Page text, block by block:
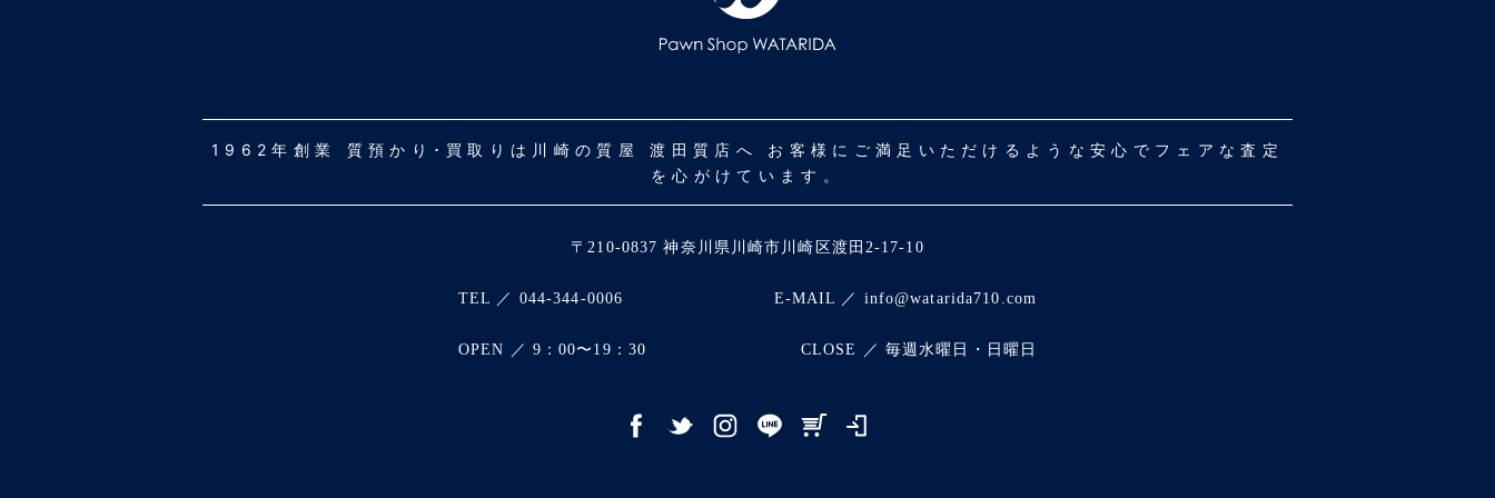
1962年創業 質預かり･買取りは川崎の質屋 渡田質店へ お客様にご満足いただけるような安心でフェアな査定
を心がけています。
〒210-0837 神奈川県川崎市川崎区渡田2-17-10
TEL ／ 044-344-0006 E-MAIL ／ info@watarida710.com
OPEN ／ 9：00〜19：30 CLOSE ／ 毎週水曜日・日曜日